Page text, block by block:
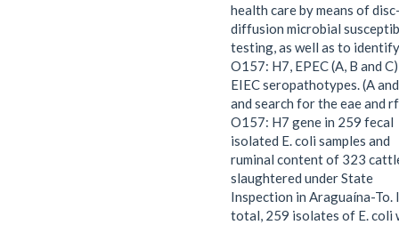
health care by means of
diffusion microbial
testing, as well as to identify
O157: H7, EPEC (A, B and
EIEC seropathotypes. (A
and search for the eae and
O157: H7 gene in 259 fecal
isolated E. coli samples and
ruminal content of 323
slaughtered under State
Inspection in Araguaína-To.
total, 259 isolates of E. coli